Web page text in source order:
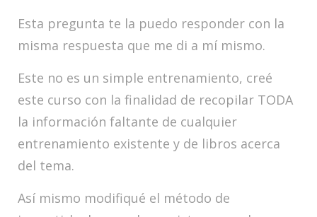
Esta pregunta te la puedo responder con la
misma respuesta que me di a mí mismo.
Este no es un simple entrenamiento, creé
este curso con la finalidad de recopilar TODA
la información faltante de cualquier
entrenamiento existente y de libros acerca
del tema.
Así mismo modifiqué el método de